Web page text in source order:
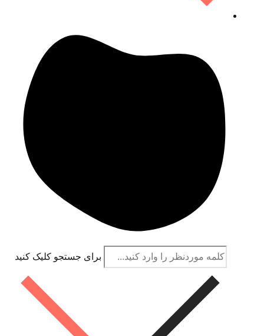
برای جستجو کلیک کنید